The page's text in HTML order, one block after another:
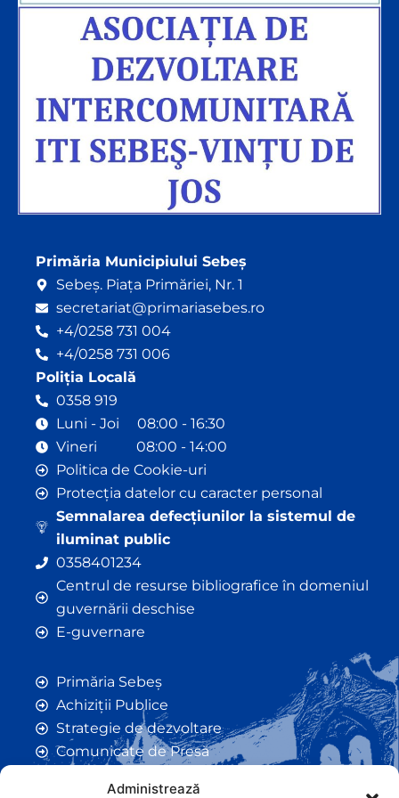
Administrează
Primăria Municipiului Sebeș
Sebeș. Piața Primăriei, Nr. 1
secretariat@primariasebes.ro
+4/0258 731 004
+4/0258 731 006
Poliția Locală
0358 919
Luni - Joi 08:00 - 16:30
Vineri 08:00 - 14:00
Politica de Cookie-uri
Protecția datelor cu caracter personal
Semnalarea defecțiunilor la sistemul de
iluminat public
0358401234
Centrul de resurse bibliografice în domeniul
guvernării deschise
E-guvernare
Primăria Sebeș
Achiziții Publice
Strategie de dezvoltare
Comunicate de Presă